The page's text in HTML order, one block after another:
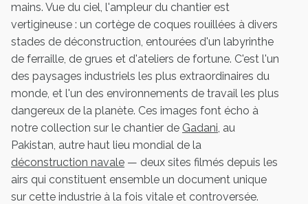
mains. Vue du ciel, l'ampleur du chantier est
vertigineuse : un cortège de coques rouillées à divers
stades de déconstruction, entourées d'un labyrinthe
de ferraille, de grues et d'ateliers de fortune. C'est l'un
des paysages industriels les plus extraordinaires du
monde, et l'un des environnements de travail les plus
dangereux de la planète. Ces images font écho à
notre collection sur le chantier de Gadani, au
Pakistan, autre haut lieu mondial de la
déconstruction navale — deux sites filmés depuis les
airs qui constituent ensemble un document unique
sur cette industrie à la fois vitale et controversée.